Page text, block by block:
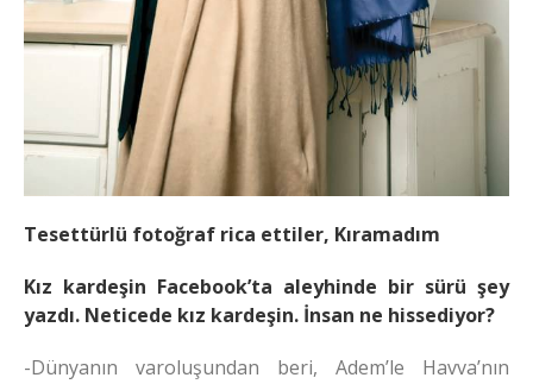
Tesettürlü fotoğraf rica ettiler, Kıramadım
Kız kardeşin Facebook’ta aleyhinde bir sürü şey
yazdı. Neticede kız kardeşin. İnsan ne hissediyor?
-Dünyanın varoluşundan beri, Adem’le Havva’nın